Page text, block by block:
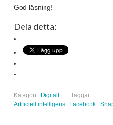
God läsning!
Dela detta:
Kategori: Digitalt
Taggar:
Artificiell intelligens
Facebook